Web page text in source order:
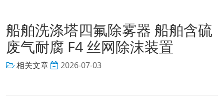
船舶洗涤塔四氟除雾器 船舶含硫
废气耐腐 F4 丝网除沫装置
相关文章 2026-07-03